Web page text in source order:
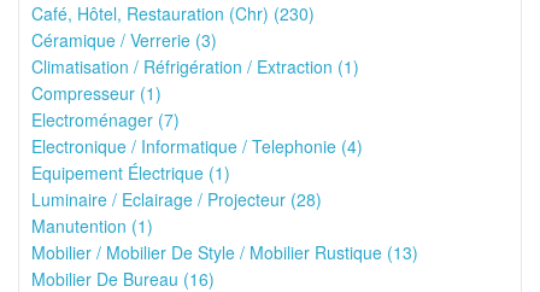
Café, Hôtel, Restauration (Chr) (230)
Céramique / Verrerie (3)
Climatisation / Réfrigération / Extraction (1)
Compresseur (1)
Electroménager (7)
Electronique / Informatique / Telephonie (4)
Equipement Électrique (1)
Luminaire / Eclairage / Projecteur (28)
Manutention (1)
Mobilier / Mobilier De Style / Mobilier Rustique (13)
Mobilier De Bureau (16)